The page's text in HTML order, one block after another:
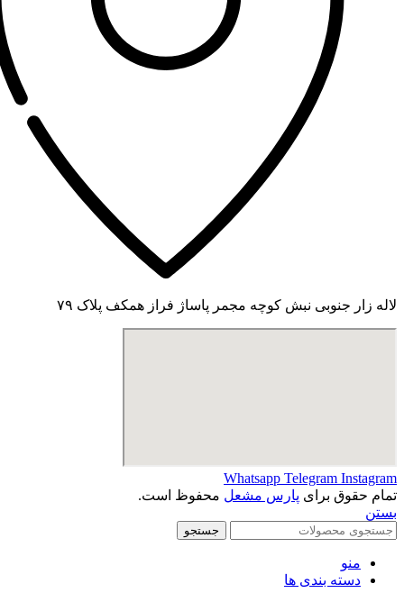
لاله زار جنوبی نبش کوچه مجمر پاساژ فراز همکف پلاک ۷۹
Whatsapp Telegram Instagram
تمام حقوق برای پارس مشعل محفوظ است.
بستن
جستجو
منو
دسته بندی ها